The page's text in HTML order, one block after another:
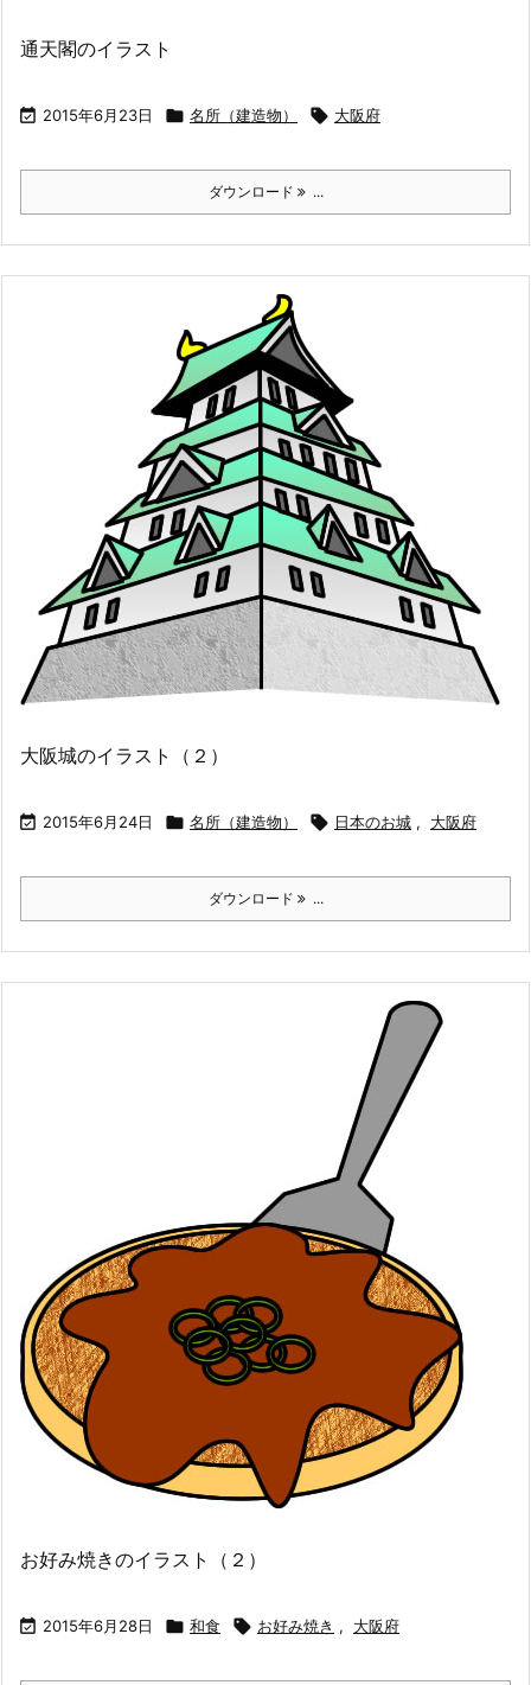
通天閣のイラスト
 2015年6月23日  名所（建造物）  大阪府
ダウンロード ...
大阪城のイラスト（２）
 2015年6月24日  名所（建造物）  日本のお城 , 大阪府
ダウンロード ...
お好み焼きのイラスト（２）
 2015年6月28日  和食  お好み焼き , 大阪府